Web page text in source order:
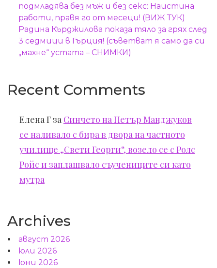
подмладява без мъж и без секс: Наистина
работи, правя го от месеци! (ВИЖ ТУК)
Радина Кърджилова показа тяло за грях след
3 седмици в Гърция! (съветват я само да си
„махне“ устата – СНИМКИ)
Recent Comments
Елена Г за Синчето на Петър Манджуков
се наливало с бира в двора на частното
училище „Свети Георги“, возело се с Ролс
Ройс и заплашвало съучениците си като
мутра
Archives
август 2026
юли 2026
юни 2026